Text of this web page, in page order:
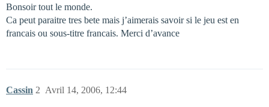
Bonsoir tout le monde.
Ca peut paraitre tres bete mais j’aimerais savoir si le jeu est en
francais ou sous-titre francais. Merci d’avance
Cassin Avril 14, 2006, 12:44
2